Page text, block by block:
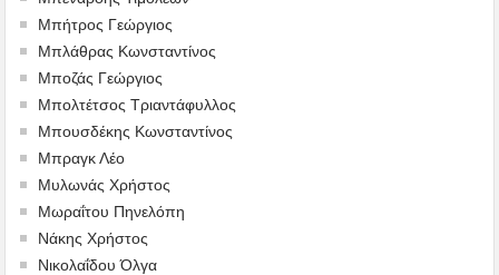
Μπήτρος Γεώργιος
Μπλάθρας Κωνσταντίνος
Μποζάς Γεώργιος
Μπολτέτσος Τριαντάφυλλος
Μπουσδέκης Κωνσταντίνος
Μπραγκ Λέο
Μυλωνάς Χρήστος
Μωραΐτου Πηνελόπη
Νάκης Χρήστος
Νικολαΐδου Όλγα